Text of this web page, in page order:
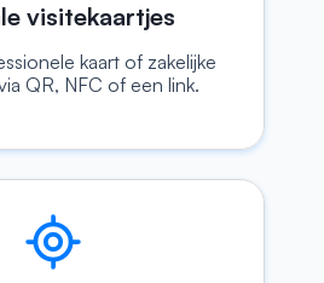
visitekaartjes
kaart of zakelijke
QR, NFC of een link.